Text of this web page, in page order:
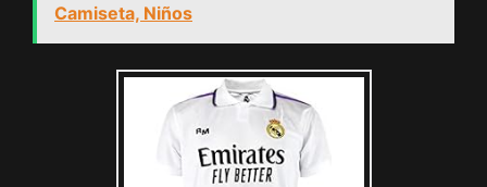
Camiseta, Niños